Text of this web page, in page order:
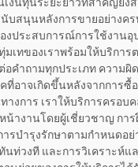
งินทุนระยะยาวที่สำคัญยิ่ง
บสนุนหลังการขายอย่างคร
งประสบการณ์การใช้งาน
เทของเราพร้อมให้บริการ
อคำถามทุกประเภท ความ
ที่อาจเกิดขึ้นหลังจากการ
างการ เราให้บริการครอ
น้างานโดยผู้เชี่ยวชาญ กา
ารบำรุงรักษาตามกำหนดอย่
นท่วงที และการวิเคราะห์แ